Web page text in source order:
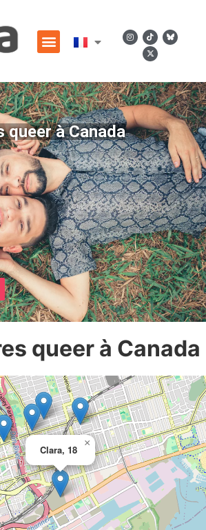
queer à Canada
queer à Canada
Clara, 18
×